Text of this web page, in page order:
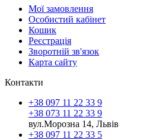
Мої замовлення
Особистий кабінет
Кошик
Реєстрація
Зворотній зв'язок
Карта сайту
Контакти
+38 097 11 22 33 9
+38 073 11 22 33 9
вул.Морозна 14, Львів
+38 097 11 22 33 5